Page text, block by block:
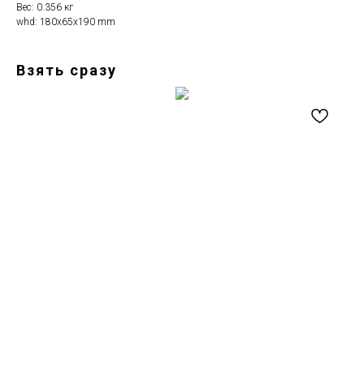
Вес: 0.356 кг
whd: 180x65x190 mm
Взять сразу